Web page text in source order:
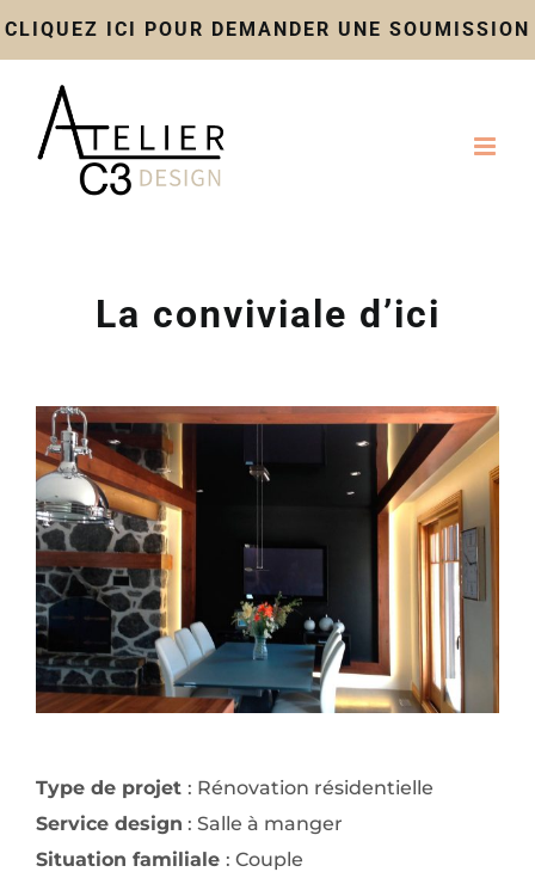
CLIQUEZ ICI POUR DEMANDER UNE SOUMISSION
Skip
to
La conviviale d’ici
Type de projet : Rénovation résidentielle
Service design : Salle à manger
Situation familiale : Couple